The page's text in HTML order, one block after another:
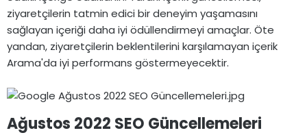
ziyaretçilerin tatmin edici bir deneyim yaşamasını
sağlayan içeriği daha iyi ödüllendirmeyi amaçlar. Öte
yandan, ziyaretçilerin beklentilerini karşılamayan içerik
Arama'da iyi performans göstermeyecektir.
Ağustos 2022 SEO Güncellemeleri​